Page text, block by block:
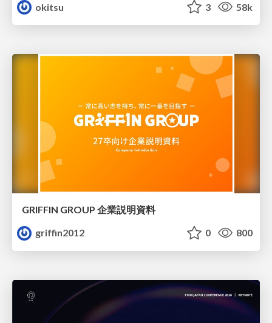
okitsu
3 58k
GRIFFIN GROUP 企業説明資料
griffin2012
0 800